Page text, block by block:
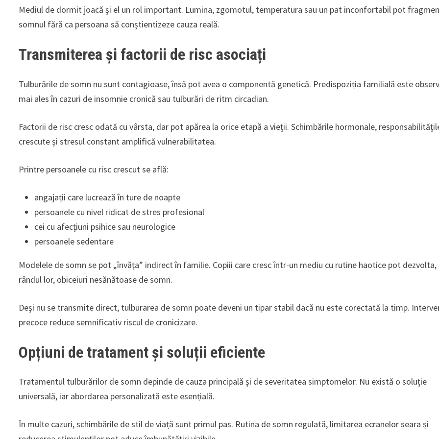
Mediul de dormit joacă și el un rol important. Lumina, zgomotul, temperatura sau un pat inconfortabil pot
somnul fără ca persoana să conștientizeze cauza reală.
Transmiterea și factorii de risc asociați
Tulburările de somn nu sunt contagioase, însă pot avea o componentă genetică. Predispoziția familială este
mai ales în cazuri de insomnie cronică sau tulburări de ritm circadian.
Factorii de risc cresc odată cu vârsta, dar pot apărea la orice etapă a vieții. Schimbările hormonale,
crescute și stresul constant amplifică vulnerabilitatea.
Printre persoanele cu risc crescut se află:
angajații care lucrează în ture de noapte
persoanele cu nivel ridicat de stres profesional
cei cu afecțiuni psihice sau neurologice
persoanele sedentare
Modelele de somn se pot „învăța” indirect în familie. Copiii care cresc într-un mediu cu rutine haotice pot dezvolta,
rândul lor, obiceiuri nesănătoase de somn.
Deși nu se transmite direct, tulburarea de somn poate deveni un tipar stabil dacă nu este corectată la timp.
precoce reduce semnificativ riscul de cronicizare.
Opțiuni de tratament și soluții eficiente
Tratamentul tulburărilor de somn depinde de cauza principală și de severitatea simptomelor. Nu există o soluție
universală, iar abordarea personalizată este esențială.
În multe cazuri, schimbările de stil de viață sunt primul pas. Rutina de somn regulată, limitarea ecranelor seara și